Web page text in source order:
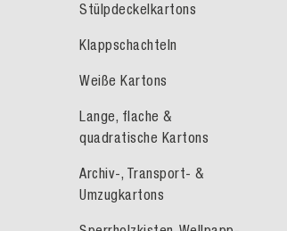
Stülpdeckelkartons
Klappschachteln
Weiße Kartons
Lange, flache &
quadratische Kartons
Archiv-, Transport- &
Umzugkartons